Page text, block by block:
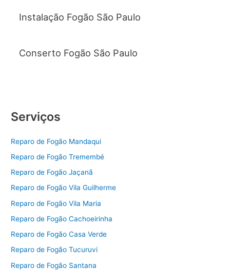
Instalação Fogão São Paulo
Conserto Fogão São Paulo
Serviços
Reparo de Fogão Mandaqui
Reparo de Fogão Tremembé
Reparo de Fogão Jaçanã
Reparo de Fogão Vila Guilherme
Reparo de Fogão Vila Maria
Reparo de Fogão Cachoeirinha
Reparo de Fogão Casa Verde
Reparo de Fogão Tucuruvi
Reparo de Fogão Santana